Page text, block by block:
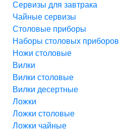
Сервизы для завтрака
Чайные сервизы
Столовые приборы
Наборы столовых приборов
Ножи столовые
Вилки
Вилки столовые
Вилки десертные
Ложки
Ложки столовые
Ложки чайные